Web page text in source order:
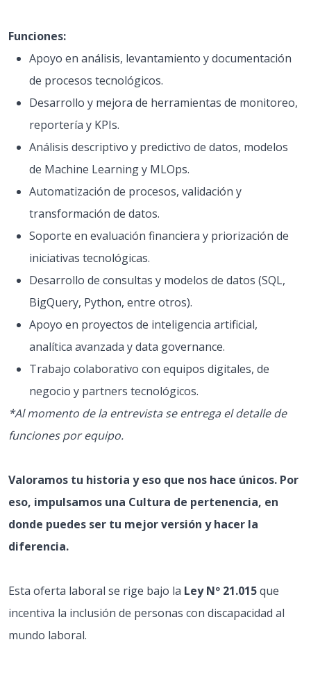
Funciones:
Apoyo en análisis, levantamiento y documentación
de procesos tecnológicos.
Desarrollo y mejora de herramientas de monitoreo,
reportería y KPIs.
Análisis descriptivo y predictivo de datos, modelos
de Machine Learning y MLOps.
Automatización de procesos, validación y
transformación de datos.
Soporte en evaluación financiera y priorización de
iniciativas tecnológicas.
Desarrollo de consultas y modelos de datos (SQL,
BigQuery, Python, entre otros).
Apoyo en proyectos de inteligencia artificial,
analítica avanzada y data governance.
Trabajo colaborativo con equipos digitales, de
negocio y partners tecnológicos.
*Al momento de la entrevista se entrega el detalle de
funciones por equipo.
Valoramos tu historia y eso que nos hace únicos. Por
eso, impulsamos una Cultura de pertenencia, en
donde puedes ser tu mejor versión y hacer la
diferencia.
Esta oferta laboral se rige bajo la Ley Nº 21.015que
incentiva la inclusión de personas con discapacidad al
mundo laboral.